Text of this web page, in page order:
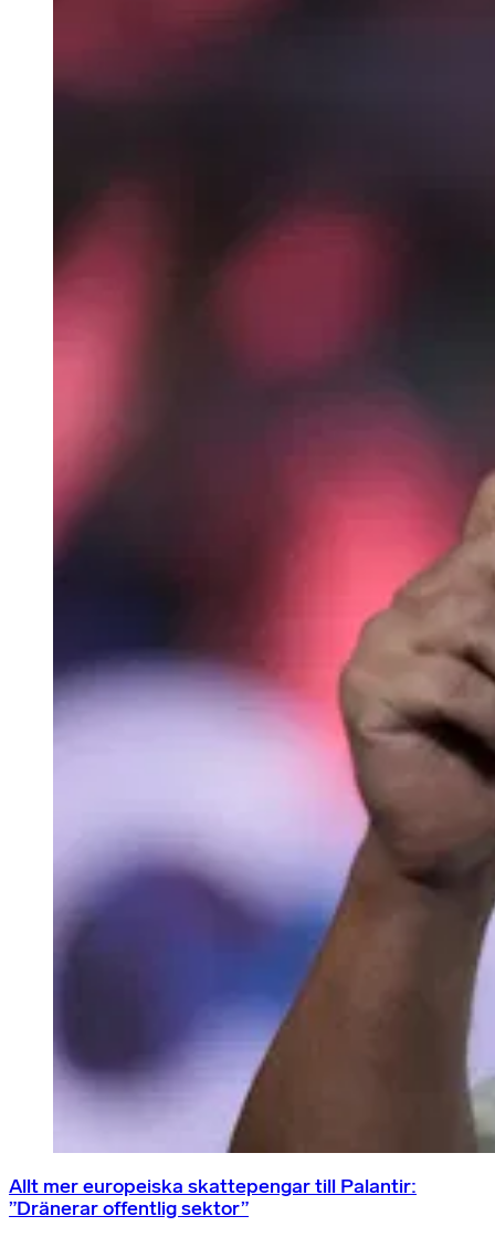
Allt mer europeiska skattepengar till Palantir:
”Dränerar offentlig sektor”